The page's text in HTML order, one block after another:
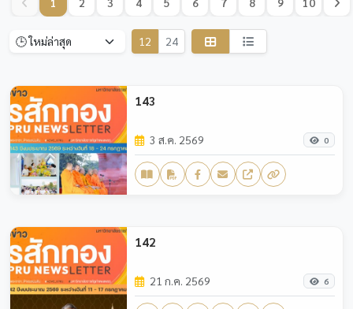
12 24
143
3 ส.ค. 2569 0
142
21 ก.ค. 2569 6